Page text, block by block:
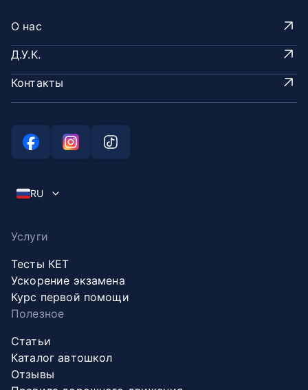
О нас
Д.У.К.
Контакты
RU
Услуги
Тесты КЕТ
Ускорение экзамена
Курс первой помощи
Полезное
Статьи
Каталог автошкол
Отзывы